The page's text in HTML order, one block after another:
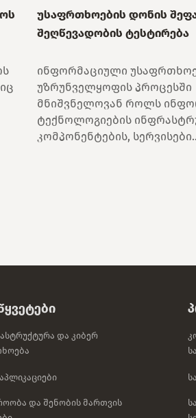
უსაფრთხოების დონის
შეღწევადობის ტესტირება
ინფორმაციული
უზრუნველყოფის პროცესში
მნიშვნელოვან როლს
ტექნოლოგიების
კომპონენტების,
Და Კიბერ
Და Შენობის Მართვის